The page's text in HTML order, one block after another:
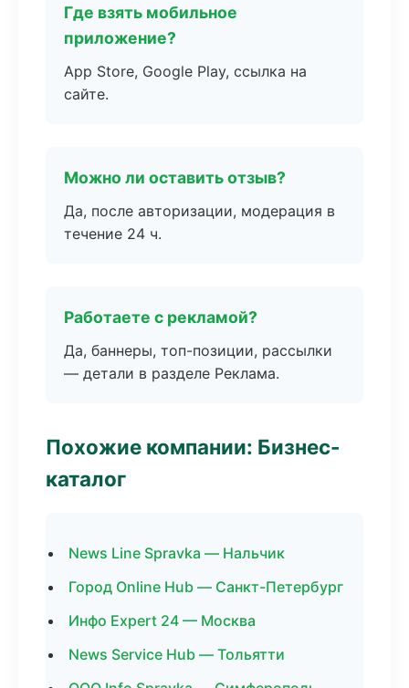
Где взять мобильное
приложение?
App Store, Google Play, ссылка на
сайте.
Можно ли оставить отзыв?
Да, после авторизации, модерация в
течение 24 ч.
Работаете с рекламой?
Да, баннеры, топ-позиции, рассылки
— детали в разделе Реклама.
Похожие компании: Бизнес-
каталог
News Line Spravka — Нальчик
Город Online Hub — Санкт-Петербург
Инфо Expert 24 — Москва
News Service Hub — Тольятти